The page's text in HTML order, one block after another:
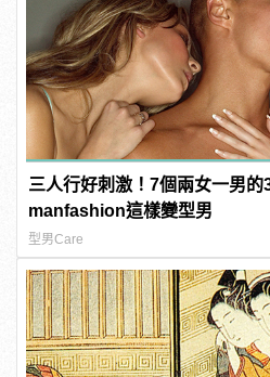
三人行好刺激！7個兩女一男的
manfashion這樣變型男
型男Care